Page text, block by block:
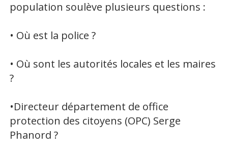
population soulève plusieurs questions :
• Où est la police ?
• Où sont les autorités locales et les maires
?
•Directeur département de office
protection des citoyens (OPC) Serge
Phanord ?